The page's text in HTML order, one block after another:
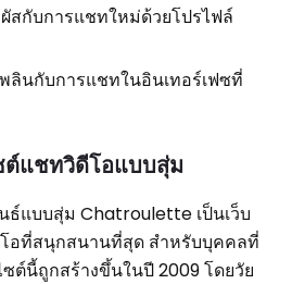
สกับการแชทใหม่ด้วยโปรไฟล์
ลินกับการแชทในอินเทอร์เฟซที่
แชทวิดีโอแบบสุ่ม
แบบสุ่ม Chatroulette เป็นเว็บ
อที่สนุกสนานที่สุด สำหรับบุคคลที่
ซต์นี้ถูกสร้างขึ้นในปี 2009 โดยวัย